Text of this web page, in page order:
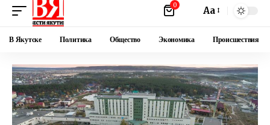
0 Аа
В Якутске Политика Общество Экономика Происшествия